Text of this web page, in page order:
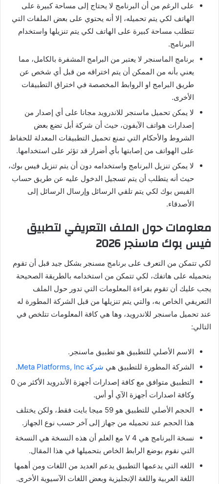
على الرغم من أن البرنامج لا يحتاج إلى مساحة كبيرة على
الهاتف لكي يتم تحميله، إلا أنه يحتوي على بعض الملفات التي
تتطلب مساحة كبيرة على الهاتف لكي يتم تنزيلها واستخدام
البرنامج.
برنامج الماسنجر لا يعتبر من البرامج المشفرة بالكامل، مما
يعني بأنه من الممكن أن يتم اختراقه من قبل أي شخص عن
طريق البرامج او الروابط المخصصة في اختراق التطبيقات
الأخرى.
لا يمكن تحميل ماسنجر للاندرويد مجانا على أي إصدار من
إصدارات هواتف الآيفون، حيث أن شركة أبل تضع بعض
الشروط والأحكام التي تمنع تحميل التطبيقات المعدلة للحفاظ
على الهواتف من إصابتها بأي أضرار قد تؤثر على استخدامها.
لا يمكن تنزيل البرنامج واستخدامه دون أن يتم تنزيل فيس بوك،
حيث أنه يتطلب أن يتم تسجيل الدخول عليه عن طريق حساب
الفيس بوك لكي يتم تلقي الرسائل وإرسال الرسائل إلى
الأصدقاء.
معلومات حول الملف التعريفي لتطبيق
فيس بوك ماسنجر 2026
لكي تتمكن من التعرف على برنامج مسنجر بشكل جيد قبل أن تقوم
بتحميله على هاتفك، لكي تتمكن من استخدامه بالطريقة الصحيحة
يجب عليك أن تقوم بقراءة المعلومات التي تدور حول الملف
التعريفي الخاص به، والتي يتم تنزيلها من قبل الشركة المطورة له
عند تحميل ماسنجر للاندرويد، وها هي كافة المعلومات تتلخص في
التالي:
الاسم الأصلي للتطبيق هو تطبيق ماسنجر.
الشركة المطورة للتطبيق هي شركة Meta Platforms, Inc
.
التطبيق متوافق مع كافة إصدارات أجهزة الأندرويد الأكثر من 0
وكافة اصدارات أجهزة الآي أو أس.
الحجم الأصلي للتطبيق هو 59 ميجا بايت فقط، ولكن يختلف
هذا الحجم عند تحميله من جهاز إلى آخر حسب نوع الجهاز.
نسخة البرنامج هي 4 V مع العلم أن هذه النسخة هي النسخة
التي نقوم بوضع الرابط الخاص بتحميلها في هذا المقال.
اللغه التي يدعمها التطبيق يدعم العديد من اللغات ومن أهمها
اللغة العربية واللغة الإنجليزية وبعض اللغات الآسيوية الأخرى.